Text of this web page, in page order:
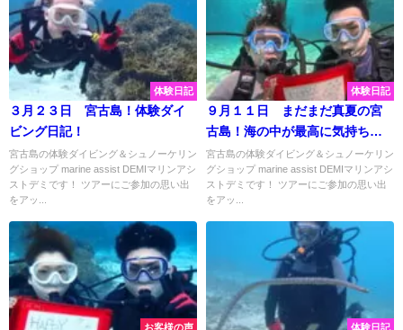
体験日記
３月２３日 宮古島！体験ダイ
ビング日記！
宮古島の体験ダイビング＆シュノーケリン
グショップ marine assist DEMIマリンアシ
ストデミです！ ツアーにご参加の思い出
をアッ...
体験日記
９月１１日 まだまだ真夏の宮
古島！海の中が最高に気持ちい
い~♡
宮古島の体験ダイビング＆シュノーケリン
グショップ marine assist DEMIマリンアシ
ストデミです！ ツアーにご参加の思い出
をアッ...
お客様の声 体験日記